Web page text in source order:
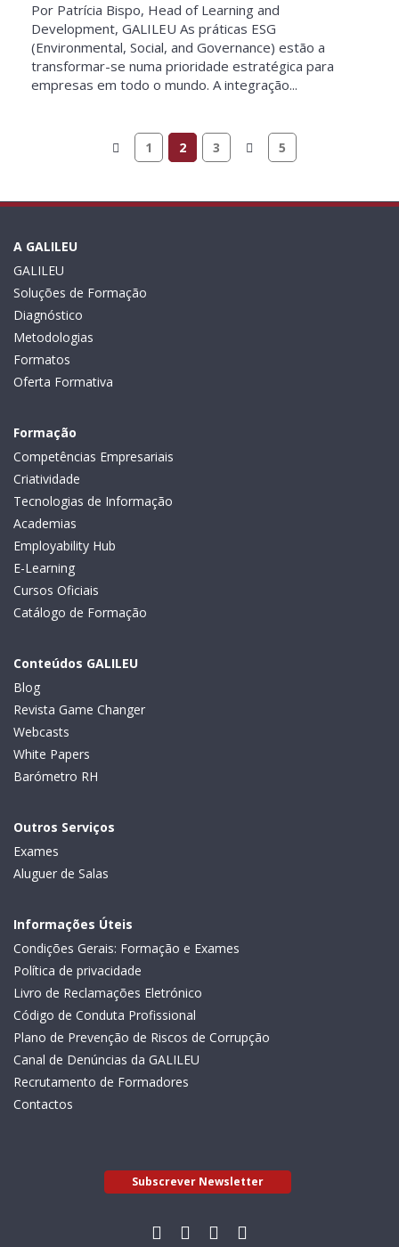
Por Patrícia Bispo, Head of Learning and
Development, GALILEU As práticas ESG
(Environmental, Social, and Governance) estão a
transformar-se numa prioridade estratégica para
empresas em todo o mundo. A integração...
1 2 3 5
A GALILEU
GALILEU
Soluções de Formação
Diagnóstico
Metodologias
Formatos
Oferta Formativa
Formação
Competências Empresariais
Criatividade
Tecnologias de Informação
Academias
Employability Hub
E-Learning
Cursos Oficiais
Catálogo de Formação
Conteúdos GALILEU
Blog
Revista Game Changer
Webcasts
White Papers
Barómetro RH
Outros Serviços
Exames
Aluguer de Salas
Informações Úteis
Condições Gerais: Formação e Exames
Política de privacidade
Livro de Reclamações Eletrónico
Código de Conduta Profissional
Plano de Prevenção de Riscos de Corrupção
Canal de Denúncias da GALILEU
Recrutamento de Formadores
Contactos
Subscrever Newsletter